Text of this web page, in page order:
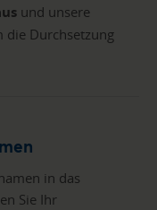
und unsere
die Durchsetzung
in das
Sie Ihr